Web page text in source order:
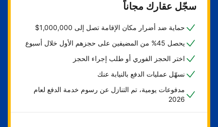
سجّل عقارك مجاناً
حماية ضد أضرار مكان الإقامة تصل إلى 1,000,000$
يحصل 45% من المضيفين على حجزهم الأول خلال أسبوع
اختر الحجز الفوري أو طلب إجراء الحجز
نسهّل عمليات الدفع بالنيابة عنك
مدفوعات يومية، تم التنازل عن رسوم خدمة الدفع لعام
2026